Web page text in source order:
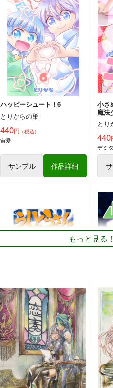
小さめの魔法師匠と大きめの
魔法少女。8
とりからの巣
440円（税込）
オリジナル
デミタス・カッフェ
マフィン・フラガ
ハルナス・アイザラ
サンプル カート
角と
とり
440
オリ
アシ
オリジナル
ベル・メリオン
アシオ・グレース
ホワイト
サンプル カート
ハッ
オリ
ハッピーシュート！6
とりからの巣
440円 （税込）
宙愛
サンプル 作品詳細
小さ
魔法
とり
440
デミ
うしとらさん～寅の縁～
とりからの巣
713円（税込）
蒼月潮
サンプル 作品詳細
山
とり
330
どっ
もっと見る！